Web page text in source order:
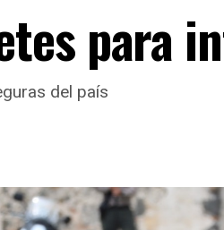
para
del país